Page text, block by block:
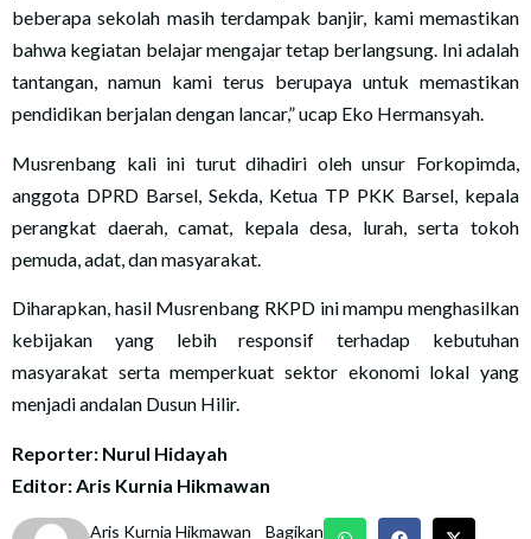
beberapa sekolah masih terdampak banjir, kami memastikan
bahwa kegiatan belajar mengajar tetap berlangsung. Ini adalah
tantangan, namun kami terus berupaya untuk memastikan
pendidikan berjalan dengan lancar,” ucap Eko Hermansyah.
Musrenbang kali ini turut dihadiri oleh unsur Forkopimda,
anggota DPRD Barsel, Sekda, Ketua TP PKK Barsel, kepala
perangkat daerah, camat, kepala desa, lurah, serta tokoh
pemuda, adat, dan masyarakat.
Diharapkan, hasil Musrenbang RKPD ini mampu menghasilkan
kebijakan yang lebih responsif terhadap kebutuhan
masyarakat serta memperkuat sektor ekonomi lokal yang
menjadi andalan Dusun Hilir.
Reporter: Nurul Hidayah
Editor: Aris Kurnia Hikmawan
Aris Kurnia Hikmawan
Bagikan